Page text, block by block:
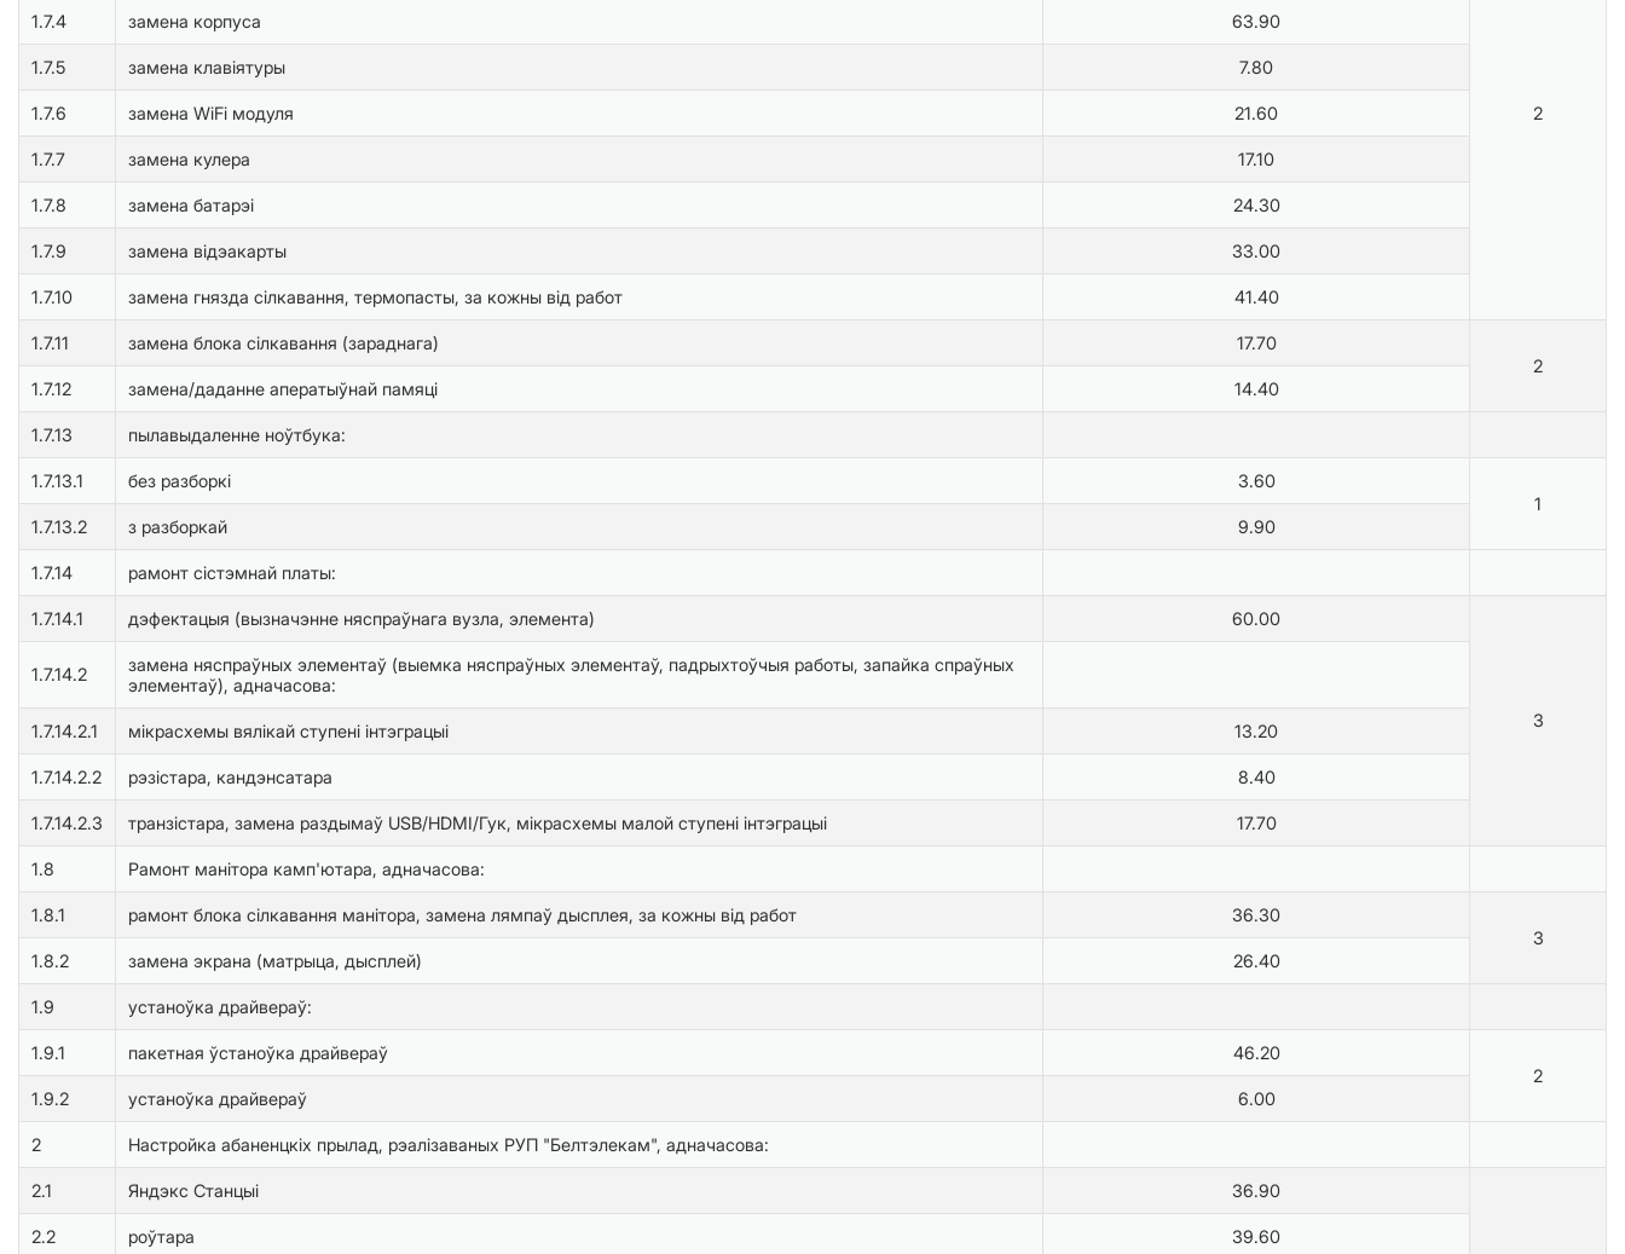
2
1.7.4 замена корпуса 63.90
1.7.5 замена клавіятуры 7.80
1.7.6 замена WiFi модуля 21.60
1.7.7 замена кулера 17.10
1.7.8 замена батарэі 24.30
1.7.9 замена відэакарты 33.00
1.7.10 замена гнязда ciлкавання, термопасты, за кожны від работ 41.40
1.7.11 замена блока ciлкавання (зараднага)
17.70
2
1.7.12
замена/даданне аператыўнай памяці 14.40
1.7.13 пылавыдаленне ноўтбука:
1.7.13.1 без разборкі
3.60
1
1.7.13.2
з разборкай 9.90
1.7.14 рамонт ciстэмнай платы:
1.7.14.1 дэфектацыя (вызначэнне няспраўнага вузла, элемента) 60.00
3
1.7.14.2
замена няспраўных элементаў (выемка няспраўных элементаў, падрыхтоўчыя работы, запайка спраўных
элементаў), адначасова:
1.7.14.2.1 мікрасхемы вялікай ступені інтэграцыі 13.20
1.7.14.2.2 рэзістара, кандэнсатара 8.40
1.7.14.2.3 транзістара, замена раздымаў USB/HDMI/Гук, мікрасхемы малой ступені інтэграцыі 17.70
1.8 Рамонт манітора камп'ютара, адначасова:
1.8.1 рамонт блока сiлкавання манітора, замена лямпаў дысплея, за кожны від работ
36.30
3
1.8.2
замена экрана (матрыца, дысплей) 26.40
1.9 устаноўка драйвераў:
1.9.1 пакетная ўстаноўка драйвераў
46.20
2
1.9.2
устаноўка драйвераў 6.00
2 Настройка абаненцкіх прылад, рэалізаваных РУП "Белтэлекам", адначасова:
2.1 Яндэкс Станцыі 36.90
2.2 роўтара 39.60